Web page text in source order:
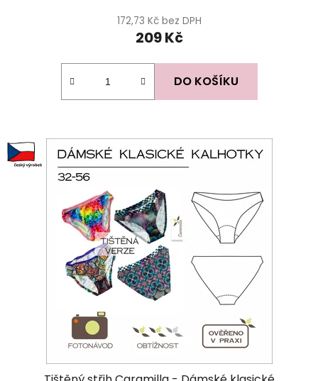
172,73 Kč bez DPH
209 Kč
DO KOŠÍKU